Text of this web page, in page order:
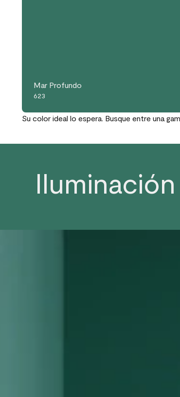
Mar Profundo
623
Su color ideal lo espera. Busque entre una
Iluminación